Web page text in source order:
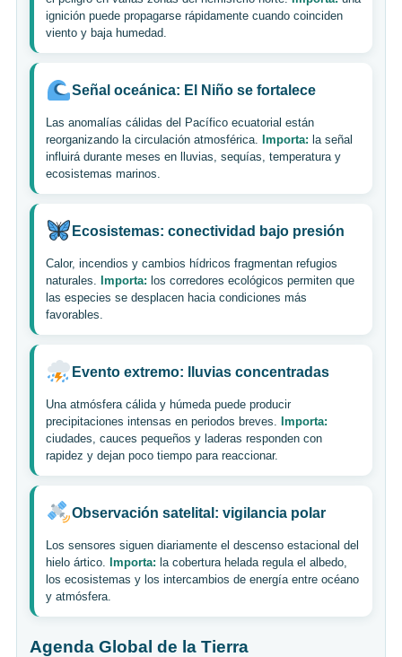
ignición puede propagarse rápidamente cuando coinciden
viento y baja humedad.
Señal oceánica: El Niño se fortalece
Las anomalías cálidas del Pacífico ecuatorial están
reorganizando la circulación atmosférica.
Importa: la señal
influirá durante meses en lluvias, sequías, temperatura y
ecosistemas marinos.
Ecosistemas: conectividad bajo presión
Calor, incendios y cambios hídricos fragmentan refugios
naturales.
Importa: los corredores ecológicos permiten que
las especies se desplacen hacia condiciones más
favorables.
Evento extremo: lluvias concentradas
Una atmósfera cálida y húmeda puede producir
precipitaciones intensas en periodos breves.
Importa:
ciudades, cauces pequeños y laderas responden con
rapidez y dejan poco tiempo para reaccionar.
Observación satelital: vigilancia polar
Los sensores siguen diariamente el descenso estacional del
hielo ártico.
Importa: la cobertura helada regula el albedo,
los ecosistemas y los intercambios de energía entre océano
y atmósfera.
Agenda Global de la Tierra